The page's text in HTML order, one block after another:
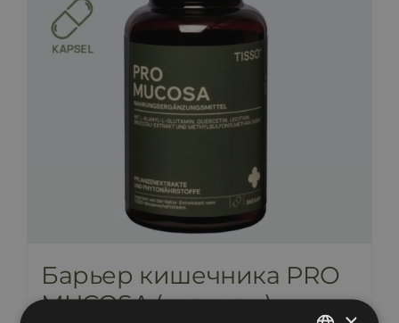
Барьер кишечника PRO
MUCOSA (капсулы)